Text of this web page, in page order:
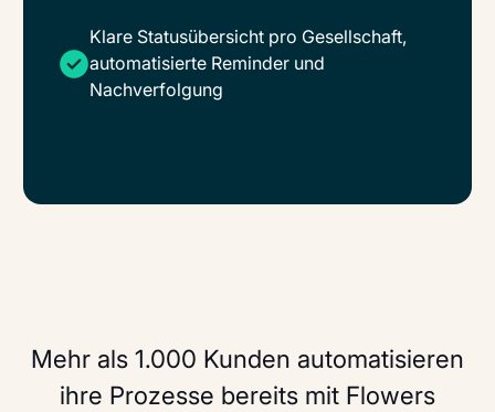
Klare Statusübersicht pro Gesellschaft,
automatisierte Reminder und
Nachverfolgung
Mehr als 1.000 Kunden automatisieren
ihre Prozesse bereits mit Flowers